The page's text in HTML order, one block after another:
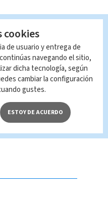
de usuario y entrega de
navegando el sitio,
dicha tecnología, según
cambiar la configuración
gustes.
ESTOY DE ACUERDO